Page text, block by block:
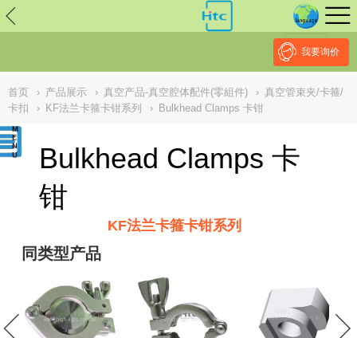
// replaced by scott on 2026/7/20 reason: high risk: Unsafe
Implementation Of Subresource Integrity /**/ // ------------------------------
我要询价
首页 › 产品展示 › 真空产品-真空腔体配件(零組件) › 真空管束夹/卡箍/
卡扣
› KF法兰卡箍卡钳系列 › Bulkhead Clamps 卡钳
Bulkhead Clamps 卡
钳
KF法兰卡箍卡钳系列
同类型产品